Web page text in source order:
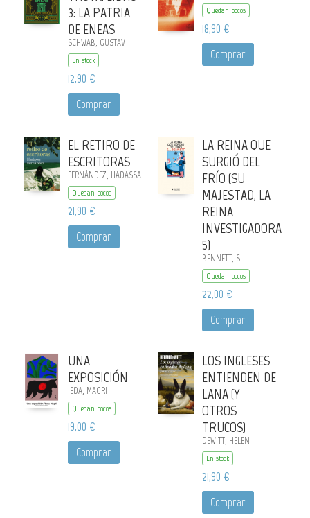
3: LA PATRIA
DE ENEAS
SCHWAB, GUSTAV
En stock
12,90 €
Comprar
Quedan pocos
18,90 €
Comprar
EL RETIRO DE
ESCRITORAS
FERNÁNDEZ, HADASSA
Quedan pocos
21,90 €
Comprar
LA REINA QUE
SURGIÓ DEL
FRÍO (SU
MAJESTAD, LA
REINA
INVESTIGADORA
5)
BENNETT, S.J.
Quedan pocos
22,00 €
Comprar
UNA
EXPOSICIÓN
IEDA, MAGRI
Quedan pocos
19,00 €
Comprar
LOS INGLESES
ENTIENDEN DE
LANA (Y
OTROS
TRUCOS)
DEWITT, HELEN
En stock
21,90 €
Comprar